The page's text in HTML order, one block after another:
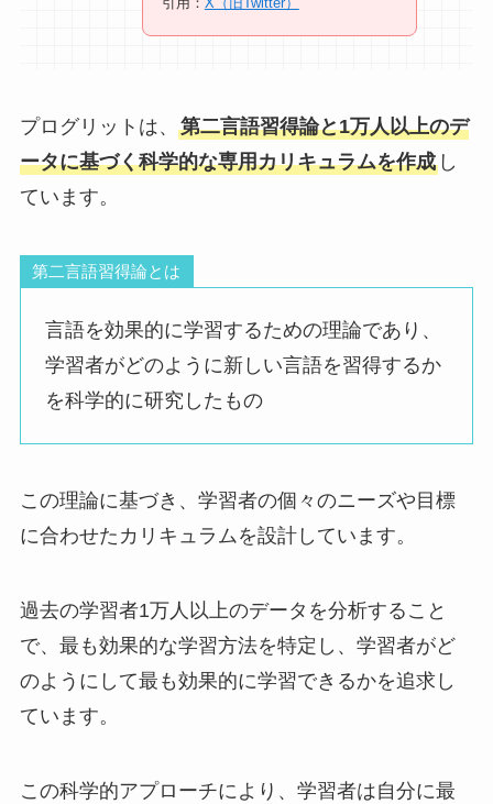
プログリットは、 第二言語習得論と1万人以上のデ
ータに基づく科学的な専用カリキュラムを作成し
ています。
第二言語習得論とは
言語を効果的に学習するための理論であり、
学習者がどのように新しい言語を習得するか
を科学的に研究したもの
この理論に基づき、学習者の個々のニーズや目標
に合わせたカリキュラムを設計しています。
過去の学習者1万人以上のデータを分析すること
で、最も効果的な学習方法を特定し、学習者がど
のようにして最も効果的に学習できるかを追求し
ています。
この科学的アプローチにより、学習者は自分に最